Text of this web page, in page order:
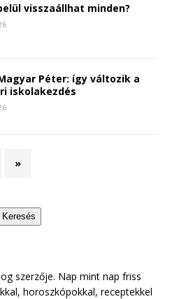
visszaállhat minden?
Péter: így változik a
iskolakezdés
»
Keresés
szerzője. Nap mint nap friss
horoszkópokkal, receptekkel